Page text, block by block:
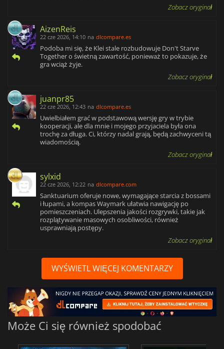
Zobacz oryginał
AizenReis
22 cze 2026, 14:10 na dlcompare.es
Podoba mi się, że Klei stale rozbudowuje Don't Starve
Together o świetną zawartość, ponieważ to pokazuje, że
gra wciąż żyje.
Zobacz oryginał
juanpr85
22 cze 2026, 12:43 na dlcompare.es
Uwielbiałem grać w podstawową wersję gry w trybie
kooperacji, ale dla mnie i mojego przyjaciela była ona
trochę za długa. Ci, którzy nadal grają, będą zachwyceni tą
wiadomością.
Zobacz oryginał
sylxid
22 cze 2026, 12:22 na dlcompare.com
Sanktuarium oferuje nowe, wymagające starcia z bossami
i łupami, a kompas Waymark ułatwia nawigację po
pomieszczeniach. Ulepszenia jakości rozgrywki, takie jak
rozplątywanie masowych osobliwości, również
usprawniają postępy.
Zobacz oryginał
WYŚWIETL WIĘCEJ KOMENTARZY
Może Ci się również spodobać